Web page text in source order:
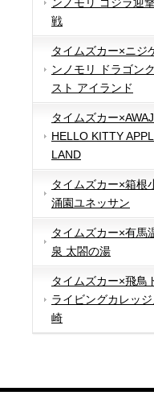
ンノモリ ゴジラ迎
戦
タイムズカー×ニジ
ンノモリ ドラゴン
スト アイランド
タイムズカー×AWAJI
HELLO KITTY
LAND
タイムズカー×箱根
涌園ユネッサン
タイムズカー×有馬
泉 太閤の湯
タイムズカー×飛鳥
ライビングカレッジ
崎